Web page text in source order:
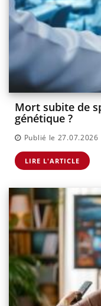
Mort subite de
génétique ?
Publié le 27.07.2026
LIRE L'ARTICLE